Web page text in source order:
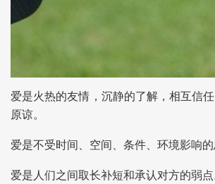
爱是火热的友情，沉静的了解，相互信
原谅。
爱是不受时间、空间、条件、环境影响的
爱是人们之间取长补短和承认对方的弱点